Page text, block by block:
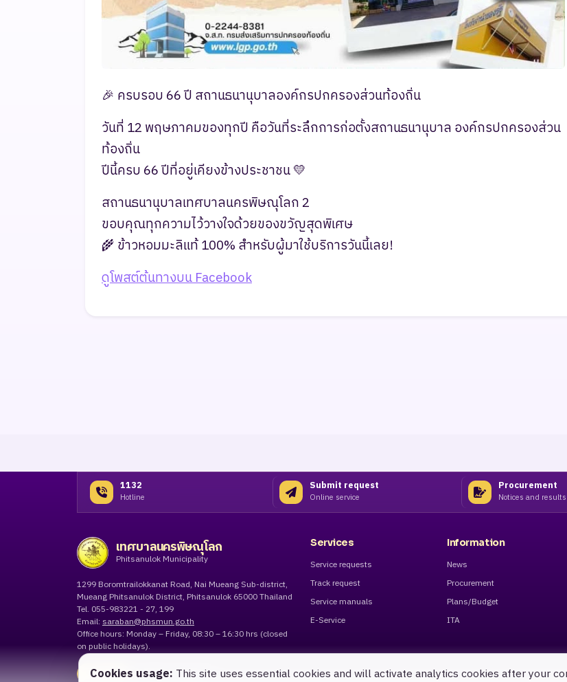
🎉 ครบรอบ 66 ปี สถานธนานุบาลองค์กรปกครองส่วนท้องถิ่น
วันที่ 12 พฤษภาคมของทุกปี คือวันที่ระลึกการก่อตั้งสถานธนานุบาล องค์กรปกครองส่วน
ท้องถิ่น
ปีนี้ครบ 66 ปีที่อยู่เคียงข้างประชาชน 💛
สถานธนานุบาลเทศบาลนครพิษณุโลก 2
ขอบคุณทุกความไว้วางใจด้วยของขวัญสุดพิเศษ
🌾 ข้าวหอมมะลิแท้ 100% สำหรับผู้มาใช้บริการวันนี้เลย!
ดูโพสต์ต้นทางบน Facebook
1132
Hotline
Submit request
Online service
Procurement
Notices and results
เทศบาลนครพิษณุโลก
Phitsanulok Municipality
1299 Boromtrailokkanat Road, Nai Mueang Sub-district,
Mueang Phitsanulok District, Phitsanulok 65000 Thailand
Tel. 055-983221 - 27, 199
Email: saraban@phsmun.go.th
Office hours: Monday – Friday, 08:30 – 16:30 hrs (closed
on public holidays).
Contact Submit request
Services
Service requests
Track request
Service manuals
E-Service
Information
News
Procurement
Plans/Budget
ITA
Cookies usage: This site uses essential cookies and will activate analytics cookies after your